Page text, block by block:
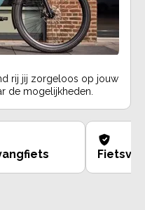
rij jij zorgeloos op jouw
de mogelijkheden.